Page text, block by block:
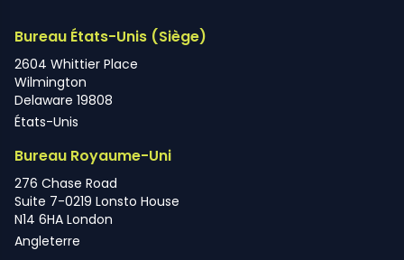
Bureau États-Unis (Siège)
2604 Whittier Place
Wilmington
Delaware 19808
États-Unis
Bureau Royaume-Uni
276 Chase Road
Suite 7-0219 Lonsto House
N14 6HA London
Angleterre